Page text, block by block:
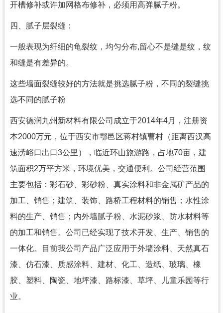
开槽修补或许加网格布修补，必须用高弹腻子粉。
四、腻子层裂缝：
一般表现为纤细的龟裂纹，均匀分布,留心不是缝是纹，纹
和缝是有差异的。
这些墙面裂缝较好的方法就是挑选腻子粉，不同的裂缝挑
选不同的腻子粉
西安德润九州新材料有限公司成立于2014年4月，注册资
本2000万元，位于西安市鄠邑区蒋村镇曹村（距离西汉高
速涝峪口出口3公里），临近环山旅游路，占地70亩，建
筑面积2万平方米，环境优美，交通便利。公司经营范围
主要包括：彩石砂、彩砂粉、真实涂料和非金属矿产品的
加工、销售；建筑、装饰、路桥工程材料的销售；水性涂
料的生产、销售；内外墙腻子粉、水泥砂浆、防水材料等
的加工和销售。公司已经实现了技术开发、生产、销售的
一体化。目前我公司产品广泛应用于外墙涂料、天然真石
漆、仿石漆、质感涂料、建材、化工、造纸、玻璃、橡
胶、塑料、陶瓷、地坪漆、路标漆、草坪、儿童乐园等行
业。